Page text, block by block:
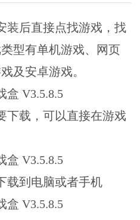
后直接点找游戏，找
型有单机游戏、网页
及安卓游戏。
载，可以直接在游戏
到电脑或者手机